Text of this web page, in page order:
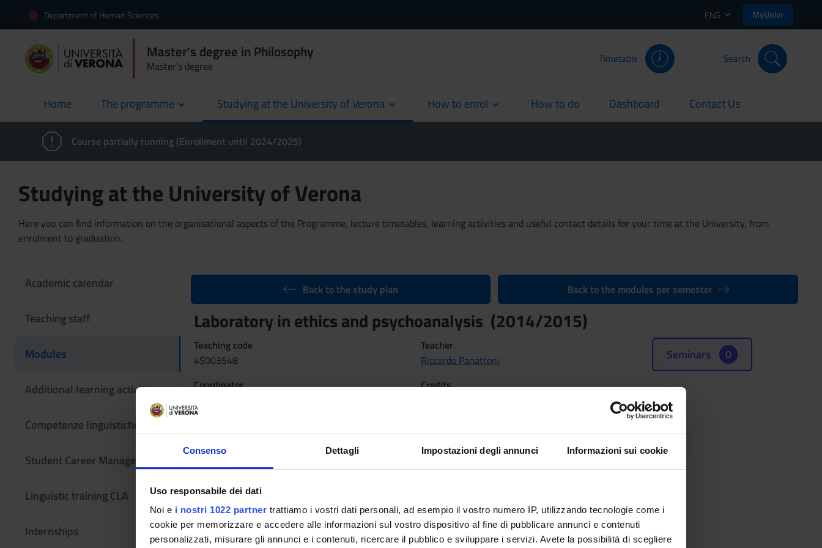
Consenso Dettagli Impostazioni degli annunci Informazioni sui cookie
Uso responsabile dei dati
Noi e i nostri 1022 partner trattiamo i vostri dati personali, ad esempio il vostro numero IP, utilizzando tecnologie come i
cookie per memorizzare e accedere alle informazioni sul vostro dispositivo al fine di pubblicare annunci e contenuti
personalizzati, misurare gli annunci e i contenuti, ricercare il pubblico e sviluppare i servizi. Avete la possibilità di scegliere
Department of Human Sciences ENG MyUnivr
Master's degree in Philosophy
Master’s degree
Timetable Search
Home
current The programme Studying at the University of Verona How to enrol How to do
current Dashboard
current Contact Us
current
Course partially running (Enrollment until 2024/2025)
Studying at the University of Verona
Here you can find information on the organisational aspects of the Programme, lecture timetables, learning activities and useful contact details for your time at the University, from
enrolment to graduation.
Academic calendar
Teaching staff
Modules
Additional learning activities
Competenze linguistiche
Student Career Management
Linguistic training CLA
Internships
Back to the study plan Back to the modules per semester
Laboratory in ethics and psychoanalysis (2014/2015)
Teaching code
4S003548
Teacher
Riccardo Panattoni
Coordinator
Credits
Language
Scientific Disciplinary Sector (SSD)
Period
Sem. IIB dal Apr 20, 2015 al Jun 7, 2015.
Seminars 0